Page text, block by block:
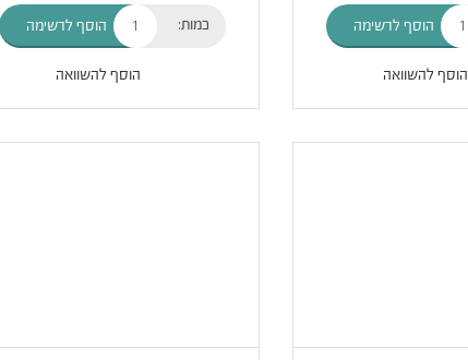
הוסף לרשימה
הוסף להשוואה
כמות: הוסף לרשימה
הוסף להשוואה